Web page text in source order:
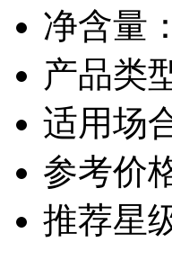
净含量：
产品类
适用场
参考价
推荐星